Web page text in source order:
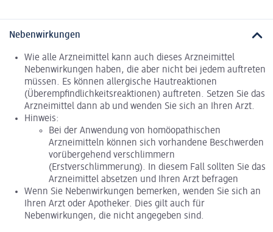
Nebenwirkungen
Wie alle Arzneimittel kann auch dieses Arzneimittel
Nebenwirkungen haben, die aber nicht bei jedem auftreten
müssen. Es können allergische Hautreaktionen
(Überempfindlichkeitsreaktionen) auftreten. Setzen Sie das
Arzneimittel dann ab und wenden Sie sich an Ihren Arzt.
Hinweis:
Bei der Anwendung von homöopathischen
Arzneimitteln können sich vorhandene Beschwerden
vorübergehend verschlimmern
(Erstverschlimmerung). In diesem Fall sollten Sie das
Arzneimittel absetzen und Ihren Arzt befragen
Wenn Sie Nebenwirkungen bemerken, wenden Sie sich an
Ihren Arzt oder Apotheker. Dies gilt auch für
Nebenwirkungen, die nicht angegeben sind.